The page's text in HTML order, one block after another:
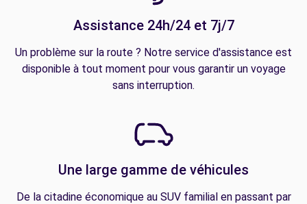
Assistance 24h/24 et 7j/7
Un problème sur la route ? Notre service d'assistance est
disponible à tout moment pour vous garantir un voyage
sans interruption.
Une large gamme de véhicules
De la citadine économique au SUV familial en passant par